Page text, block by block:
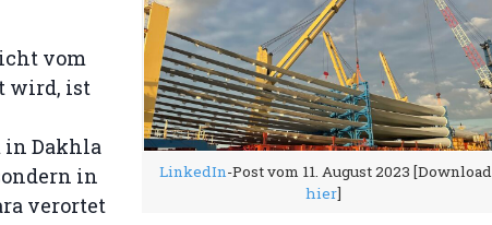
LinkedIn-Post vom 11. August 2023 [Download
hier]
vom
wird, ist
in Dakhla
in
verortet